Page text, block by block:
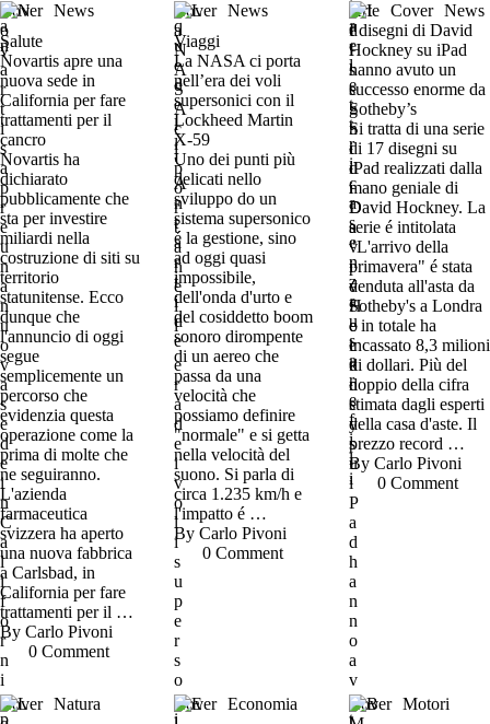
Cover News
Salute
Novartis apre una
nuova sede in
California per fare
trattamenti per il
cancro
Novartis ha
dichiarato
pubblicamente che
sta per investire
miliardi nella
costruzione di siti su
territorio
statunitense. Ecco
dunque che
l'annuncio di oggi
segue
semplicemente un
percorso che
evidenzia questa
operazione come la
prima di molte che
ne seguiranno.
L'azienda
farmaceutica
svizzera ha aperto
una nuova fabbrica
a Carlsbad, in
California per fare
trattamenti per il …
By Carlo Pivoni
0 Comment
Cover News
Viaggi
La NASA ci porta
nell’era dei voli
supersonici con il
Lockheed Martin
X-59
Uno dei punti più
delicati nello
sviluppo do un
sistema supersonico
é la gestione, sino
ad oggi quasi
impossibile,
dell'onda d'urto e
del cosiddetto boom
sonoro dirompente
di un aereo che
passa da una
velocità che
possiamo definire
"normale" e si getta
nella velocità del
suono. Si parla di
circa 1.235 km/h e
l'impatto é …
By Carlo Pivoni
0 Comment
Arte Cover
News
I disegni di David
Hockney su iPad
hanno avuto un
successo enorme da
Sotheby’s
Si tratta di una serie
di 17 disegni su
iPad realizzati dalla
mano geniale di
David Hockney. La
serie é intitolata
"L'arrivo della
primavera" é stata
venduta all'asta da
Sotheby's a Londra
e in totale ha
incassato 8,3 milioni
di dollari. Più del
doppio della cifra
stimata dagli esperti
della casa d'aste. Il
prezzo record …
By Carlo Pivoni
0 Comment
Cover Natura
Cover Economia
Cover
Motori